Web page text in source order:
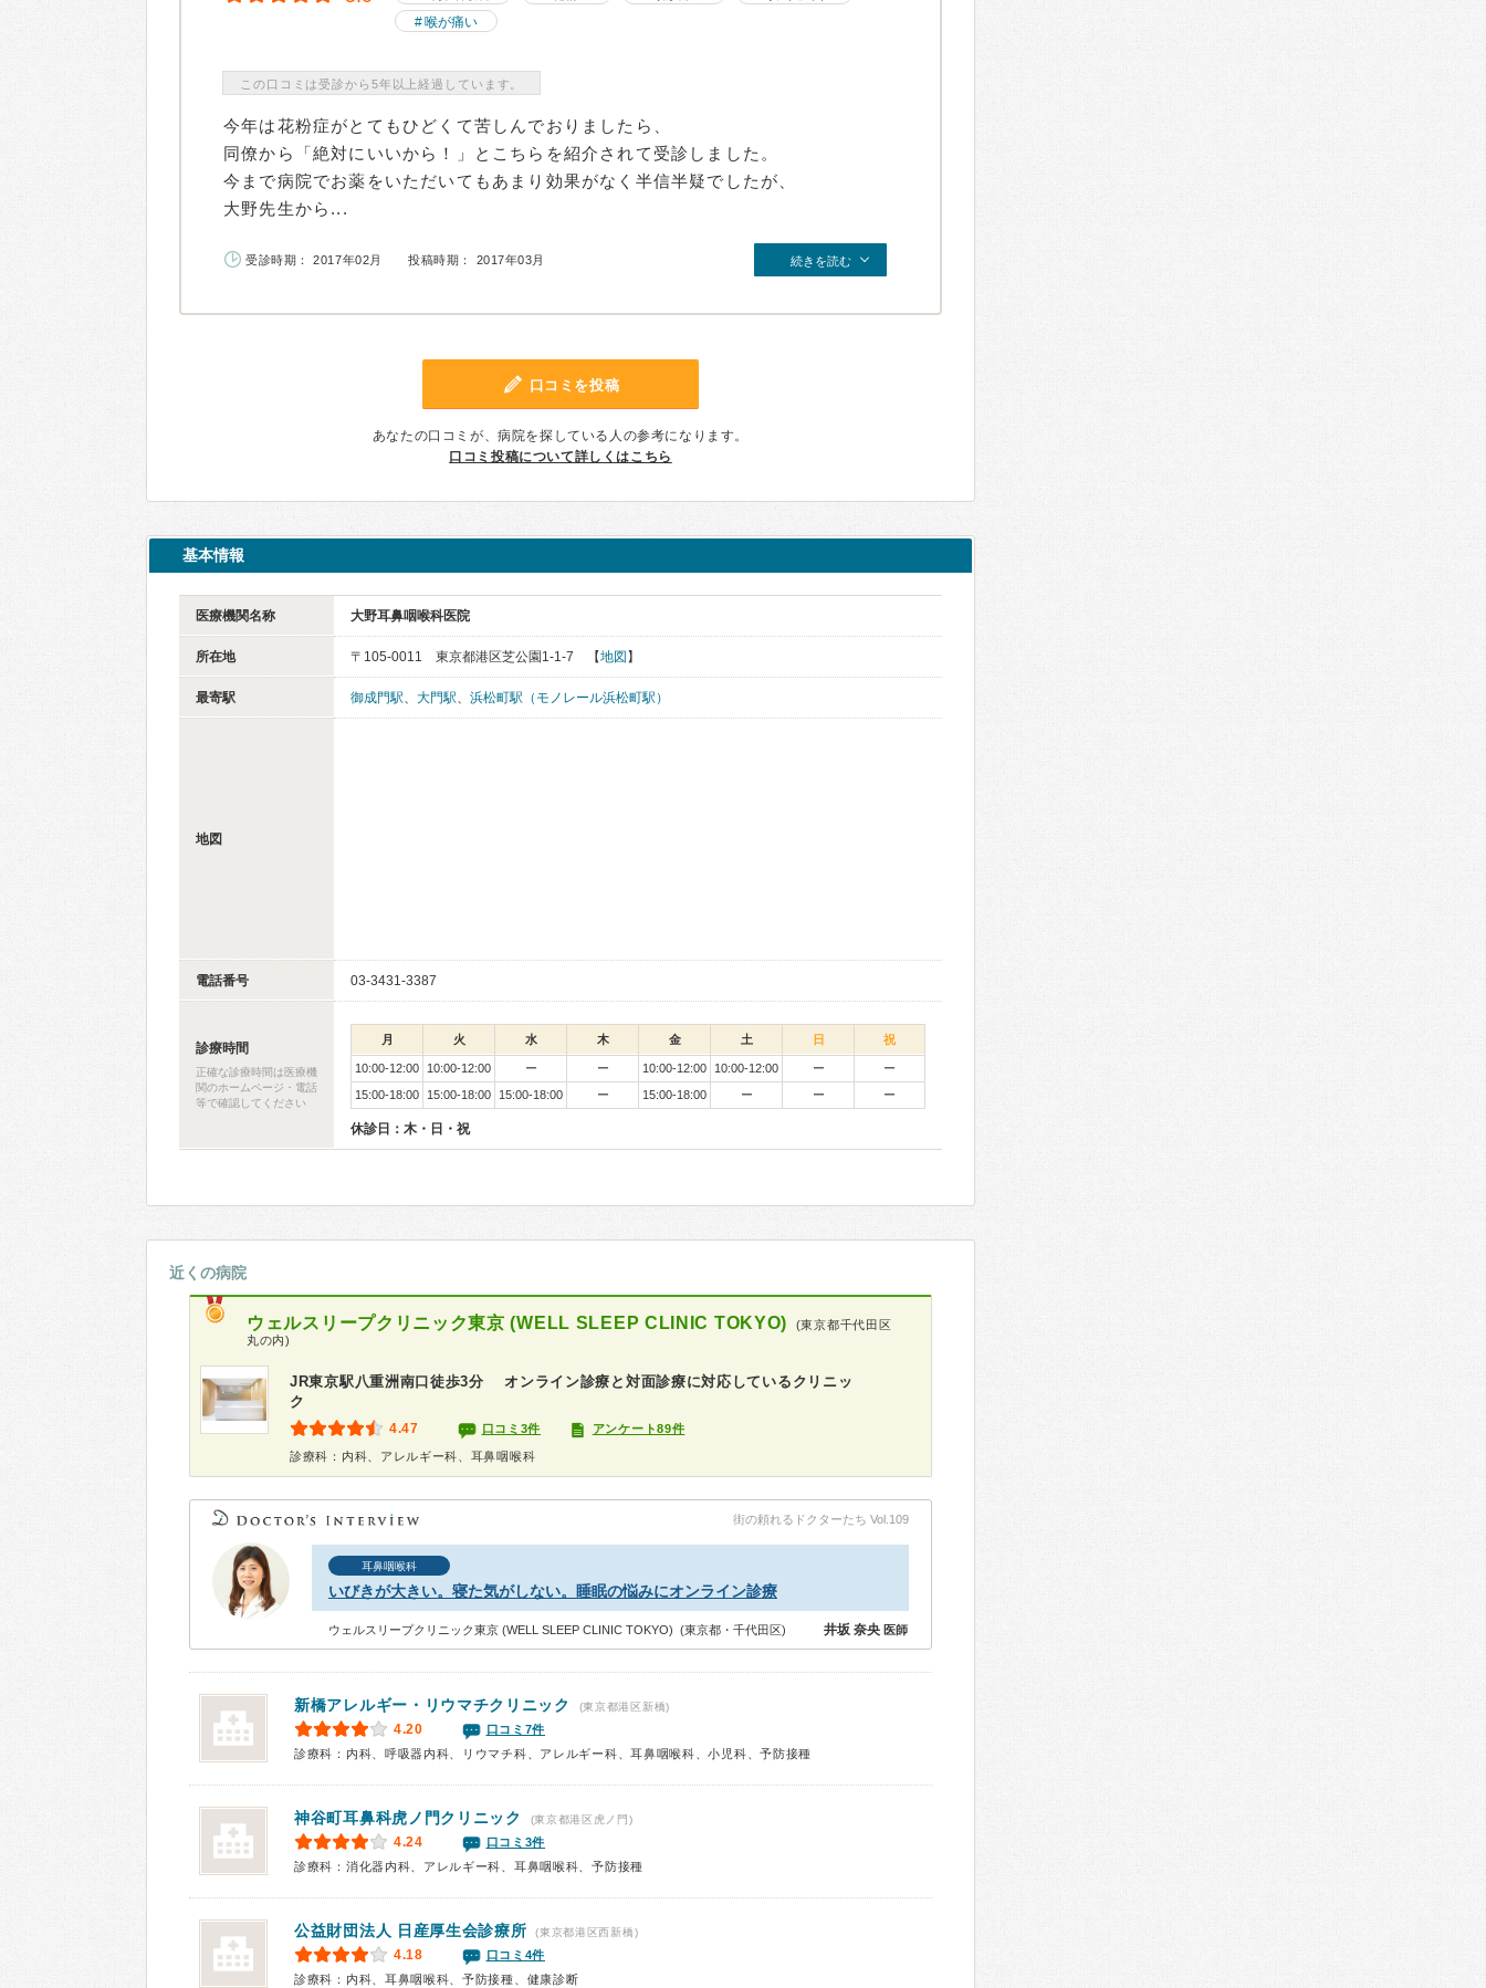
喉が痛い
この口コミは受診から5年以上経過しています。
今年は花粉症がとてもひどくて苦しんでおりましたら、
同僚から「絶対にいいから！」とこちらを紹介されて受診しました。
今まで病院でお薬をいただいてもあまり効果がなく半信半疑でしたが、
大野先生から...
受診時期： 2017年02月 投稿時期： 2017年03月 続きを読む
口コミを投稿
あなたの口コミが、病院を探している人の参考になります。
口コミ投稿について詳しくはこちら
基本情報
医療機関名称 大野耳鼻咽喉科医院
所在地 〒105-0011 東京都港区芝公園1-1-7 【地図 】
最寄駅 御成門駅、 大門駅、 浜松町駅（モノレール浜松町駅）
地図
電話番号 03-3431-3387
診療時間
正確な診療時間は医療機
関のホームページ・電話
等で確認してください
月 火 水 木 金 土 日 祝
10:00-12:00 10:00-12:00 ー ー 10:00-12:00 10:00-12:00 ー
ー
15:00-18:00
15:00-18:00 15:00-18:00 ー 15:00-18:00 ー ー ー
休診日：木・日・祝
近くの病院
ウェルスリープクリニック東京 (WELL SLEEP CLINIC TOKYO)
(東京都千代田区
丸の内)
JR東京駅八重洲南口徒歩3分 オンライン診療と対面診療に対応しているクリニッ
ク
4.47 口コミ3件 アンケート89件
診療科：内科、アレルギー科、耳鼻咽喉科
街の頼れるドクターたち Vol.109
耳鼻咽喉科
いびきが大きい。寝た気がしない。睡眠の悩みにオンライン診療
ウェルスリープクリニック東京 (WELL SLEEP CLINIC TOKYO) (東京都・千代田区) 井坂 奈央 医師
新橋アレルギー・リウマチクリニック (東京都港区新橋)
4.20
口コミ7件
診療科：内科、呼吸器内科、リウマチ科、アレルギー科、耳鼻咽喉科、小児科、予防接種
神谷町耳鼻科虎ノ門クリニック (東京都港区虎ノ門)
4.24
口コミ3件
診療科：消化器内科、アレルギー科、耳鼻咽喉科、予防接種
公益財団法人 日産厚生会診療所 (東京都港区西新橋)
4.18
口コミ4件
診療科：内科、耳鼻咽喉科、予防接種、健康診断